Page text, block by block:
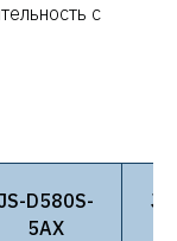
с
D580S-
5AX